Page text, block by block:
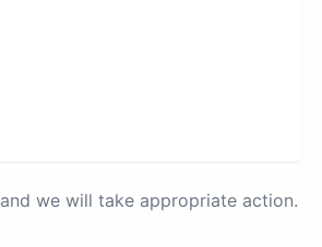
and we will take appropriate action.